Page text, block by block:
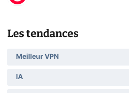
Les tendances
Meilleur VPN
IA